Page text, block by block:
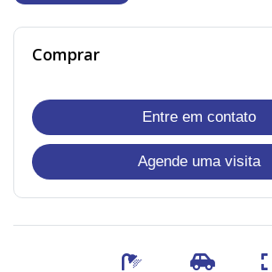
Comprar
Entre em contato
Agende uma visita